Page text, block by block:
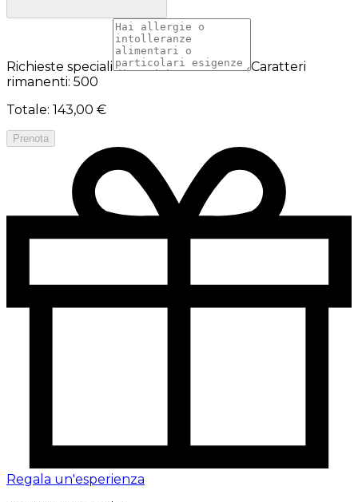
Richieste speciali
Caratteri
rimanenti: 500
Totale: 143,00 €
Prenota
Regala un'esperienza